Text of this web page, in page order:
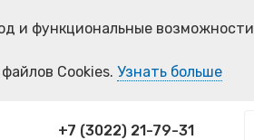
и функциональные возможности
Cookies. Узнать больше
+7 (3022) 21-79-31